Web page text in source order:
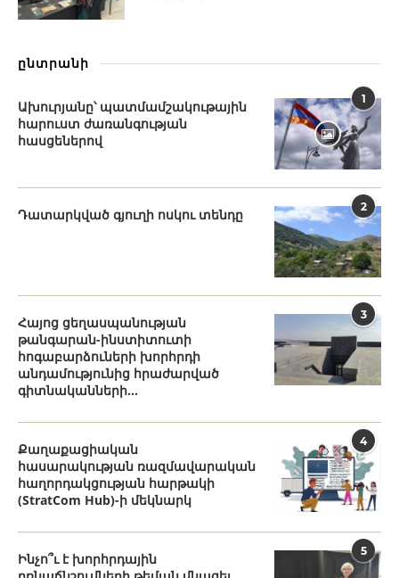
ընտրանի
1
Ախուրյանը՝ պատմամշակութային
հարուստ ժառանգության
հասցեներով
2
Դատարկված գյուղի ոսկու տենդը
3
Հայոց ցեղասպանության
թանգարան-ինստիտուտի
հոգաբարձուների խորհրդի
անդամությունից հրաժարված
գիտնականների...
4
Քաղաքացիական
հասարակության ռազմավարական
հաղորդակցության հարթակի
(StratCom Hub)-ի մեկնարկ
5
Ինչո՞ւ է խորհրդային